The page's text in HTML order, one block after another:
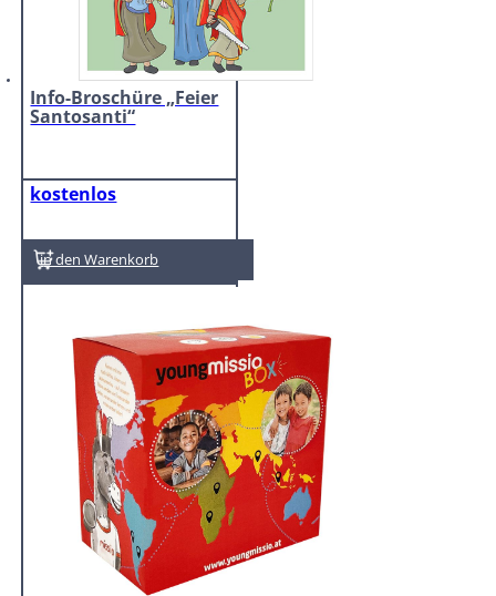
Info-Broschüre „Feier
Santosanti“
kostenlos
In den Warenkorb